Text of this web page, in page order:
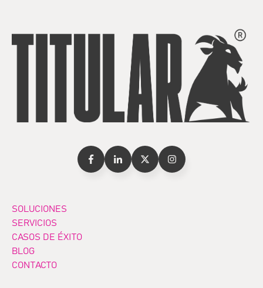
SOLUCIONES
SERVICIOS
CASOS DE ÉXITO
BLOG
CONTACTO